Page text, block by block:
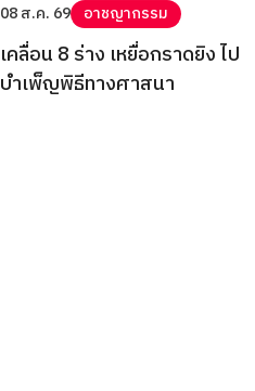
08 ส.ค. 69 อาชญากรรม
เคลื่อน 8 ร่าง เหยื่อกราดยิง ไป
บำเพ็ญพิธีทางศาสนา